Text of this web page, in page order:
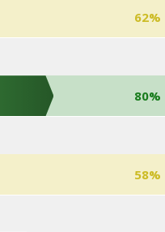
62%
80%
58%